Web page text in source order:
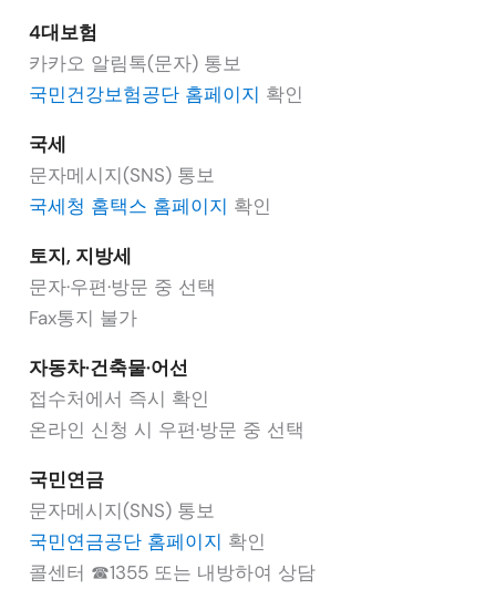
4대보험
카카오 알림톡(문자) 통보
국민건강보험공단 홈페이지 확인
국세
문자메시지(SNS) 통보
국세청 홈택스 홈페이지 확인
토지, 지방세
문자·우편·방문 중 선택
Fax통지 불가
자동차·건축물·어선
접수처에서 즉시 확인
온라인 신청 시 우편·방문 중 선택
국민연금
문자메시지(SNS) 통보
국민연금공단 홈페이지 확인
콜센터 ☎1355 또는 내방하여 상담